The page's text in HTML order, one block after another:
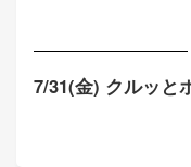
7/31(金) クルッと